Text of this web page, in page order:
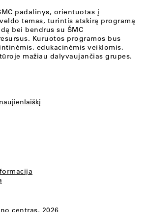
padalinys, orientuotas į
temas, turintis atskirą programą
bei bendrus su ŠMC
Kuruotos programos bus
edukacinėmis veiklomis,
mažiau dalyvaujančias grupes.
centras, 2026